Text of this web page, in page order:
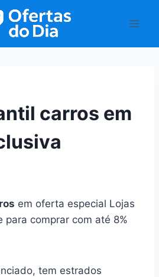
carros em
em oferta especial Lojas
para comprar com até 8%
tem estrados